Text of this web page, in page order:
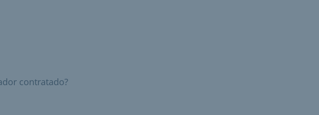
contratado?